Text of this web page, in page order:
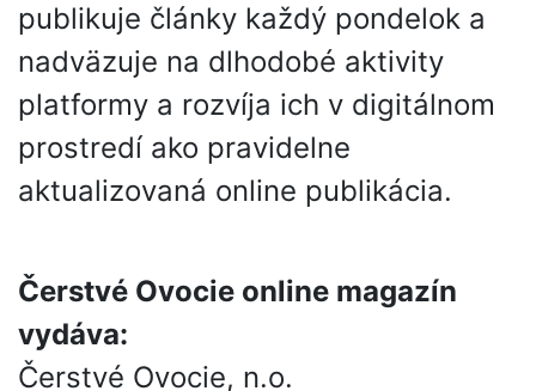
publikuje články každý pondelok a
nadväzuje na dlhodobé aktivity
platformy a rozvíja ich v digitálnom
prostredí ako pravidelne
aktualizovaná online publikácia.
Čerstvé Ovocie online magazín
vydáva:
Čerstvé Ovocie, n.o.